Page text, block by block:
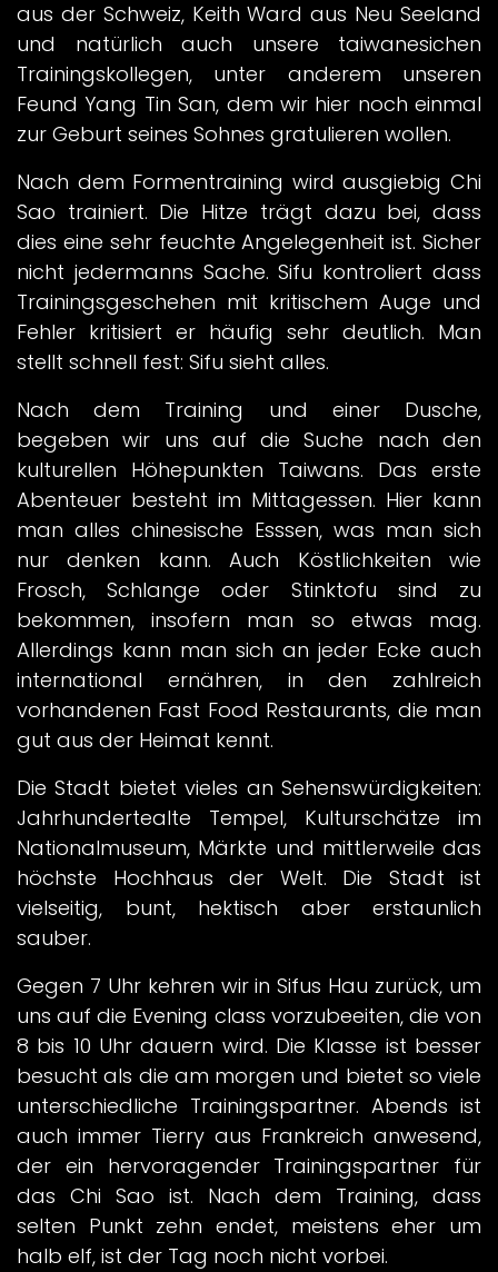
aus der Schweiz, Keith Ward aus Neu Seeland
und natürlich auch unsere taiwanesichen
Trainingskollegen, unter anderem unseren
Feund Yang Tin San, dem wir hier noch einmal
zur Geburt seines Sohnes gratulieren wollen.
Nach dem Formentraining wird ausgiebig Chi
Sao trainiert. Die Hitze trägt dazu bei, dass
dies eine sehr feuchte Angelegenheit ist. Sicher
nicht jedermanns Sache. Sifu kontroliert dass
Trainingsgeschehen mit kritischem Auge und
Fehler kritisiert er häufig sehr deutlich. Man
stellt schnell fest: Sifu sieht alles.
Nach dem Training und einer Dusche,
begeben wir uns auf die Suche nach den
kulturellen Höhepunkten Taiwans. Das erste
Abenteuer besteht im Mittagessen. Hier kann
man alles chinesische Esssen, was man sich
nur denken kann. Auch Köstlichkeiten wie
Frosch, Schlange oder Stinktofu sind zu
bekommen, insofern man so etwas mag.
Allerdings kann man sich an jeder Ecke auch
international ernähren, in den zahlreich
vorhandenen Fast Food Restaurants, die man
gut aus der Heimat kennt.
Die Stadt bietet vieles an Sehenswürdigkeiten:
Jahrhundertealte Tempel, Kulturschätze im
Nationalmuseum, Märkte und mittlerweile das
höchste Hochhaus der Welt. Die Stadt ist
vielseitig, bunt, hektisch aber erstaunlich
sauber.
Gegen 7 Uhr kehren wir in Sifus Hau zurück, um
uns auf die Evening class vorzubeeiten, die von
8 bis 10 Uhr dauern wird. Die Klasse ist besser
besucht als die am morgen und bietet so viele
unterschiedliche Trainingspartner. Abends ist
auch immer Tierry aus Frankreich anwesend,
der ein hervoragender Trainingspartner für
das Chi Sao ist. Nach dem Training, dass
selten Punkt zehn endet, meistens eher um
halb elf, ist der Tag noch nicht vorbei.